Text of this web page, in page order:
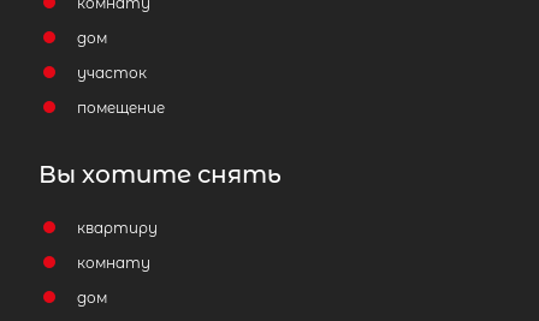
дом
участок
помещение
Вы хотите снять
квартиру
комнату
дом